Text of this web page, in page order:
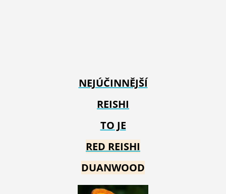
NEJÚČINNĚJŠÍ
REISHI
TO JE
RED REISHI
DUANWOOD